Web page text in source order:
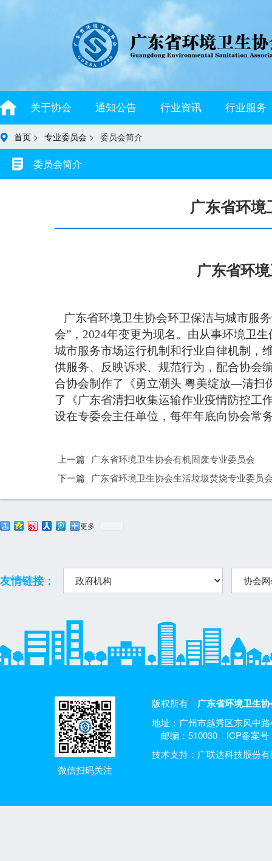
关于协会 通知公告 行业资讯 行业服务
首页 > 专业委员会 > 委员会简介
委员会简介
广东省环
广东省环
广东省环境卫生协会环卫保洁与城市服
会”，2024年变更为现名。由从事环境卫
城市服务市场运行机制和行业自律机制，
供服务、反映诉求、规范行为，配合协会
合协会制作了《勇立潮头 粤美绽放—清扫
了《广东省清扫收集运输作业疫情防控工
设在专委会主任单位，每年年底向协会常
上一篇
广东省环境卫生协会有机固废专业委员会
下一篇
广东省环境卫生协会生活垃圾焚烧专业委员
更多
友情链接：
微信扫码关注
版权所有 广东省环境卫生
地址：广州市越秀区东风中
邮编：510030
ICP备案号
技术支持：广联达科技股份